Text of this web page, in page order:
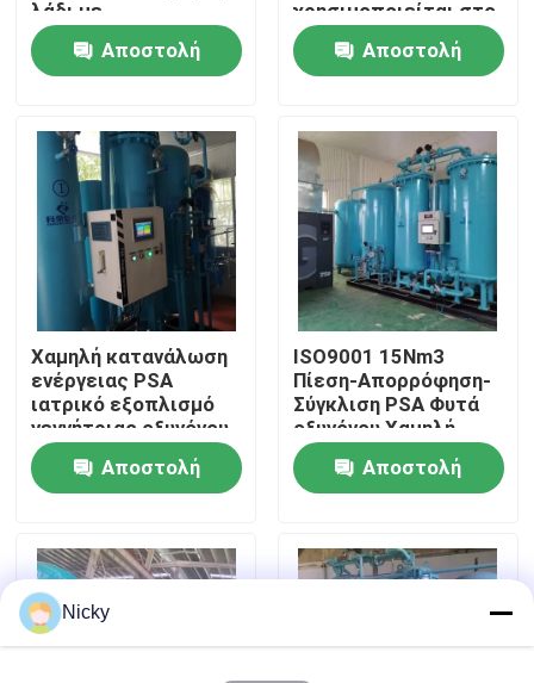
Προϊόντα
Σχετικά με εμάς
Επισκεψή εργοστασίου
Έλεγχος ποιότητας
Επικοινωνήστε μαζί μας
Ειδήσεις
Παραγωγοί αζώτου PSA
λάδι με
πιστοποιητικό ASME
Αποστολή
χρησιμοποιείται στο
νοσοκομείο
60Nm3/HrΑποστολή
Χαμηλή κατανάλωση
ενέργειας PSA
ιατρικό εξοπλισμό
γεννήτριας οξυγόνου
ενεργειακή απόδοση
Αποστολή
ISO9001 15Nm3
Πίεση-Απορρόφηση-
Σύγκλιση PSA Φυτά
οξυγόνου Χαμηλή
συντήρηση
Αποστολή
Nicky